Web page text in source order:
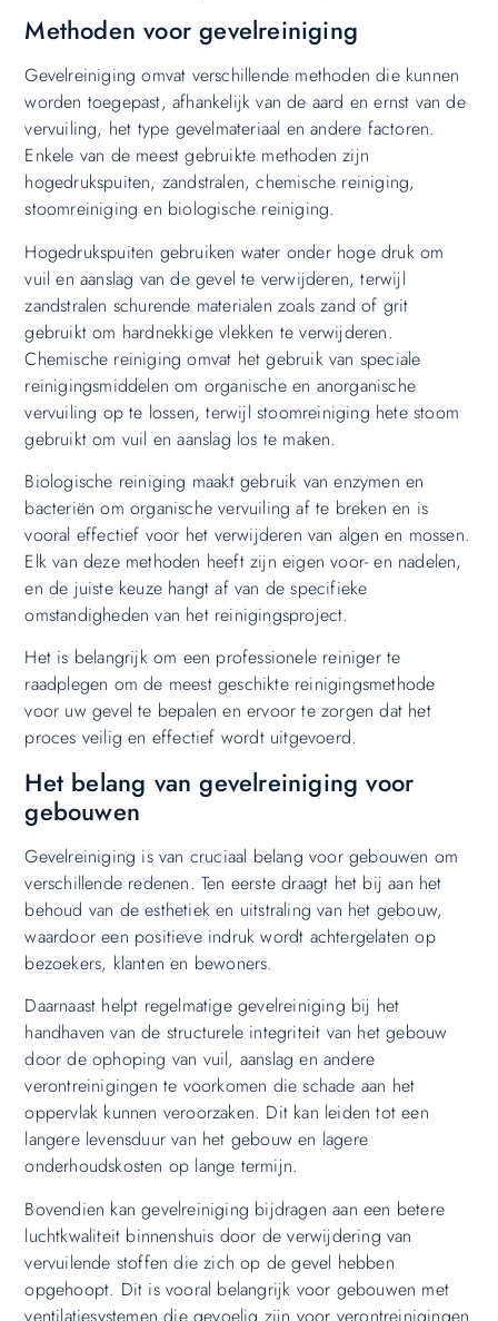
Methoden voor gevelreiniging
Gevelreiniging omvat verschillende methoden die kunnen
worden toegepast, afhankelijk van de aard en ernst van de
vervuiling, het type gevelmateriaal en andere factoren.
Enkele van de meest gebruikte methoden zijn
hogedrukspuiten, zandstralen, chemische reiniging,
stoomreiniging en biologische reiniging.
Hogedrukspuiten gebruiken water onder hoge druk om
vuil en aanslag van de gevel te verwijderen, terwijl
zandstralen schurende materialen zoals zand of grit
gebruikt om hardnekkige vlekken te verwijderen.
Chemische reiniging omvat het gebruik van speciale
reinigingsmiddelen om organische en anorganische
vervuiling op te lossen, terwijl stoomreiniging hete stoom
gebruikt om vuil en aanslag los te maken.
Biologische reiniging maakt gebruik van enzymen en
bacteriën om organische vervuiling af te breken en is
vooral effectief voor het verwijderen van algen en mossen.
Elk van deze methoden heeft zijn eigen voor- en nadelen,
en de juiste keuze hangt af van de specifieke
omstandigheden van het reinigingsproject.
Het is belangrijk om een professionele reiniger te
raadplegen om de meest geschikte reinigingsmethode
voor uw gevel te bepalen en ervoor te zorgen dat het
proces veilig en effectief wordt uitgevoerd.
Het belang van gevelreiniging voor
gebouwen
Gevelreiniging is van cruciaal belang voor gebouwen om
verschillende redenen. Ten eerste draagt het bij aan het
behoud van de esthetiek en uitstraling van het gebouw,
waardoor een positieve indruk wordt achtergelaten op
bezoekers, klanten en bewoners.
Daarnaast helpt regelmatige gevelreiniging bij het
handhaven van de structurele integriteit van het gebouw
door de ophoping van vuil, aanslag en andere
verontreinigingen te voorkomen die schade aan het
oppervlak kunnen veroorzaken. Dit kan leiden tot een
langere levensduur van het gebouw en lagere
onderhoudskosten op lange termijn.
Bovendien kan gevelreiniging bijdragen aan een betere
luchtkwaliteit binnenshuis door de verwijdering van
vervuilende stoffen die zich op de gevel hebben
opgehoopt. Dit is vooral belangrijk voor gebouwen met
ventilatiesystemen die gevoelig zijn voor verontreinigingen